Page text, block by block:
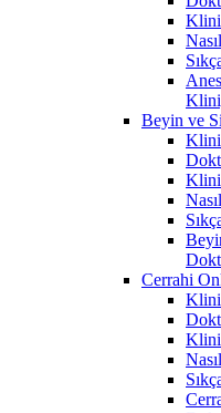
Beyin ve
Cerrahi